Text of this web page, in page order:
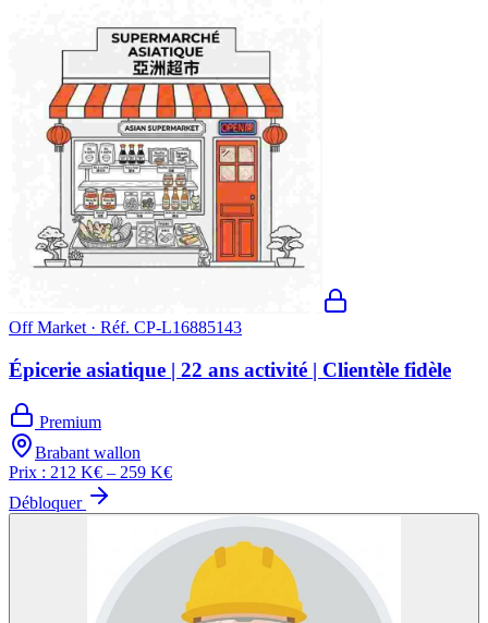
Off Market · Réf. CP-L16885143
Épicerie asiatique | 22 ans activité | Clientèle fidèle
Premium
Brabant wallon
Prix : 212 K€ – 259 K€
Débloquer